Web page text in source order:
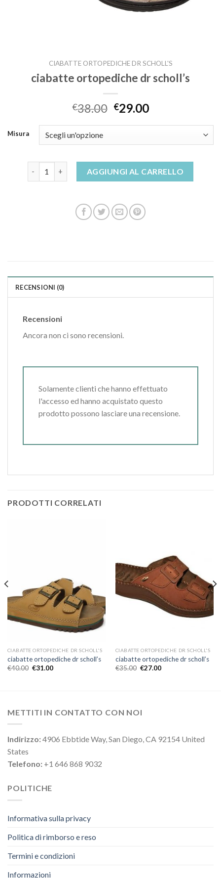
CIABATTE ORTOPEDICHE DR SCHOLL'S
ciabatte ortopediche dr scholl’s
€38.00 €29.00
Misura
AGGIUNGI AL CARRELLO
RECENSIONI (0)
Recensioni
Ancora non ci sono recensioni.
Solamente clienti che hanno effettuato
l'accesso ed hanno acquistato questo
prodotto possono lasciare una recensione.
PRODOTTI CORRELATI
CIABATTE ORTOPEDICHE DR SCHOLL'S
ciabatte ortopediche dr scholl’s
€40.00 €31.00
CIABATTE ORTOPEDICHE DR SCHOLL'S
ciabatte ortopediche dr scholl’s
€35.00 €27.00
METTITI IN CONTATTO CON NOI
Indirizzo:4906 Ebbtide Way, San Diego, CA 92154 United
States
Telefono: +1 646 868 9032
POLITICHE
Informativa sulla privacy
Politica di rimborso e reso
Termini e condizioni
Informazioni